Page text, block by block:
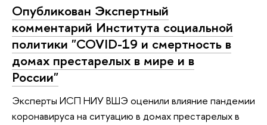
Опубликован Экспертный
комментарий Института социальной
политики "COVID-19 и смертность в
домах престарелых в мире и в
России"
Эксперты ИСП НИУ ВШЭ оценили влияние пандемии
коронавируса на ситуацию в домах престарелых в